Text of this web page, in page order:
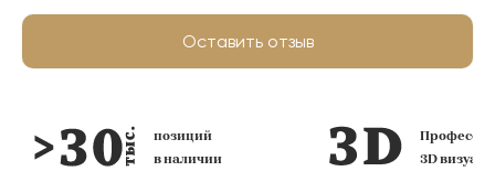
Оставить отзыв
позиций
в наличии
3D